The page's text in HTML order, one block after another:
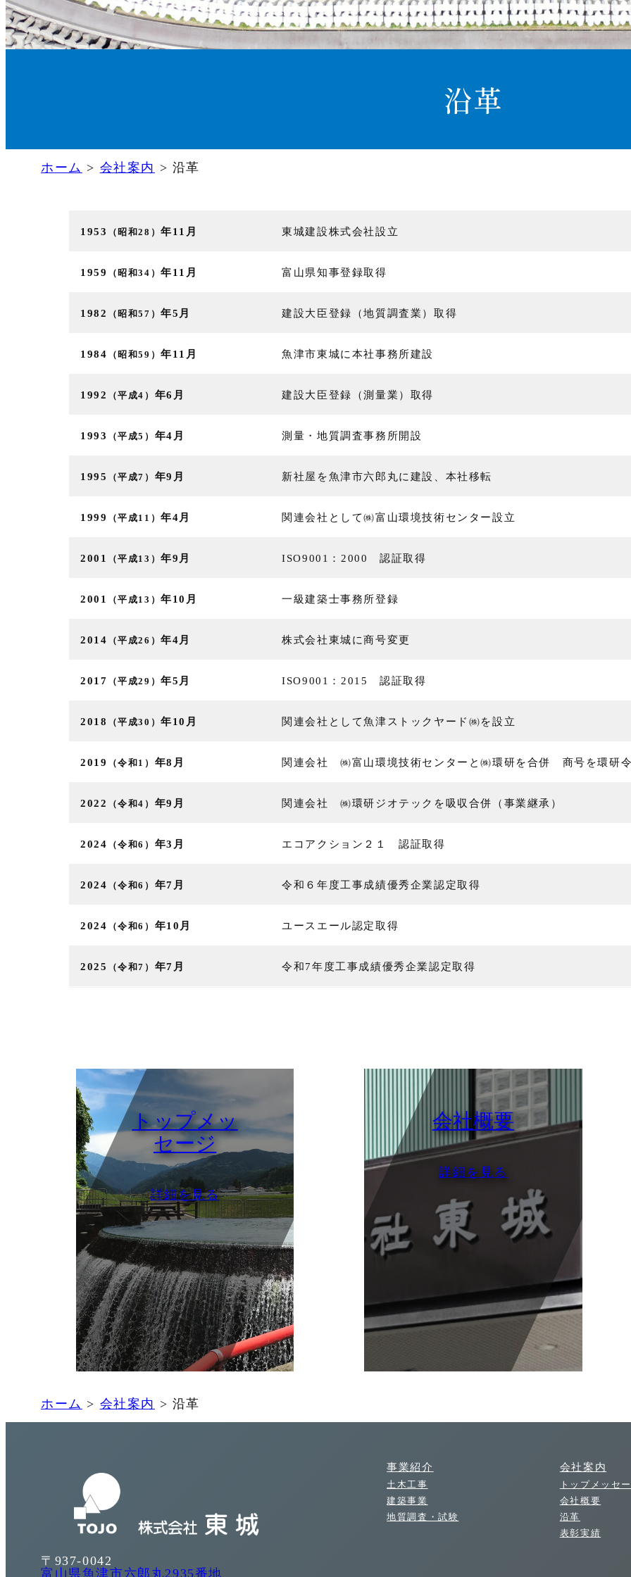
沿革
ホーム > 会社案内 > 沿革
1953 （昭和28）年11月 東城建設株式会社設立
1959 （昭和34）年11月 富山県知事登録取得
1982 （昭和57）年5月 建設大臣登録（地質調査業）取得
1984 （昭和59）年11月 魚津市東城に本社事務所建設
1992 （平成4） 年6月 建設大臣登録（測量業）取得
1993 （平成5） 年4月 測量・地質調査事務所開設
1995 （平成7） 年9月 新社屋を魚津市六郎丸に建設、本社移転
1999 （平成11）年4月 関連会社として㈱富山環境技術センター設立
2001 （平成13）年9月 ISO9001：2000 認証取得
2001 （平成13）年10月 ⼀級建築⼠事務所登録
2014 （平成26）年4月 株式会社東城に商号変更
2017 （平成29）年5月 ISO9001：2015 認証取得
2018 （平成30）年10月 関連会社として魚津ストックヤード㈱を設立
2019 （令和1） 年8月 関連会社 ㈱富山環境技術センターと㈱環研を合併 商号を環研
2022 （令和4） 年9月 関連会社 ㈱環研ジオテックを吸収合併（事業継承）
2024 （令和6） 年3月 エコアクション２１ 認証取得
2024 （令和6） 年7月 令和６年度⼯事成績優秀企業認定取得
2024 （令和6） 年10月 ユースエール認定取得
2025 （令和7） 年7月 令和7年度⼯事成績優秀企業認定取得
トップメッ
セージ
詳細を見る
会社概要
詳細を見る
ホーム > 会社案内 > 沿革
〒937-0042
富山県魚津市六郎丸2935番地
事業紹介
土木工事
建築事業
地質調査・試験
会社案内
トップメッセ
会社概要
沿革
表彰実績